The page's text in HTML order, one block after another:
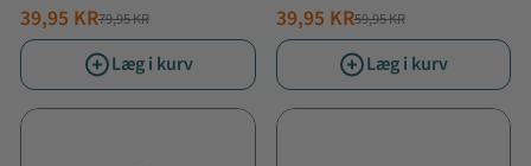
mønstre
NORMALPRIS
79,95 KR
TILBUDSPRIS
39,95 KR
Læg i kurv
NORMALPRIS
59,95 KR
TILBUDSPRIS
39,95 KR
Læg i kurv